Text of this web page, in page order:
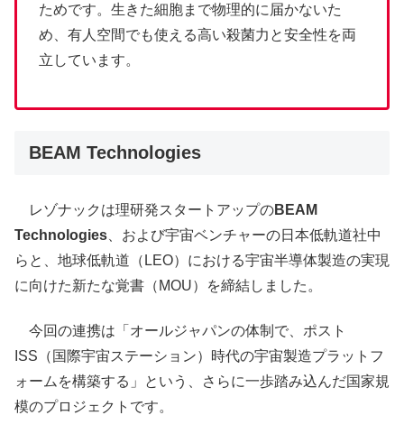
ためです。生きた細胞まで物理的に届かないた
め、有人空間でも使える高い殺菌力と安全性を両
立しています。
BEAM Technologies
レゾナックは理研発スタートアップのBEAM
Technologies 、および宇宙ベンチャーの日本低軌道社中
らと、地球低軌道（LEO）における宇宙半導体製造の実現
に向けた新たな覚書（MOU）を締結しました。
今回の連携は「オールジャパンの体制で、ポスト
ISS（国際宇宙ステーション）時代の宇宙製造プラットフ
ォームを構築する」という、さらに一歩踏み込んだ国家規
模のプロジェクトです。